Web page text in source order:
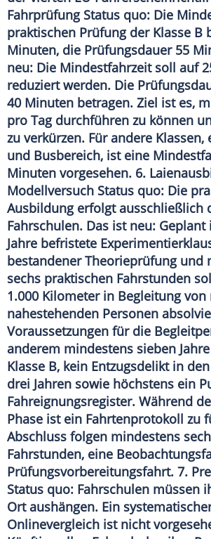
Fahrprüfung Status quo: Die
praktischen Prüfung der Klasse B
Minuten, die Prüfungsdauer 55
neu: Die Mindestfahrzeit soll auf
reduziert werden. Die
40 Minuten betragen. Ziel ist es,
pro Tag durchführen zu können
zu verkürzen. Für andere Klassen,
und Busbereich, ist eine
Minuten vorgesehen. 6.
Modellversuch Status quo: Die
Ausbildung erfolgt ausschließlich
Fahrschulen. Das ist neu:
Jahre befristete
bestandener Theorieprüfung und
sechs praktischen Fahrstunden
1.000 Kilometer in Begleitung von
nahestehenden Personen
Voraussetzungen für die
anderem mindestens sieben
Klasse B, kein Entzugsdelikt in
drei Jahren sowie höchstens ein
Fahreignungsregister. Während
Phase ist ein Fahrtenprotokoll zu
Abschluss folgen mindestens
Fahrstunden, eine
Prüfungsvorbereitungsfahrt. 7.
Status quo: Fahrschulen müssen
Ort aushängen. Ein
Onlinevergleich ist nicht